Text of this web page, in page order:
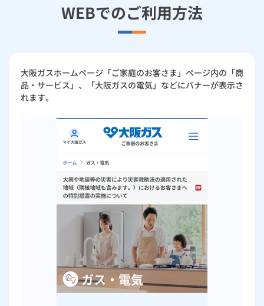
WEBでのご利用方法
大阪ガスホームページ「ご家庭のお客さま」ページ内の「商
品・サービス」、「大阪ガスの電気」などにバナーが表示さ
れます。